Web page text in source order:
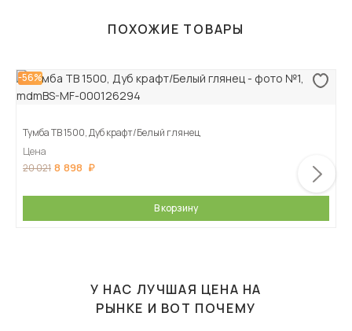
ПОХОЖИЕ ТОВАРЫ
-56%
Тумба ТВ 1500, Дуб крафт/Белый глянец
Цена
20 021 8 898
В корзину
У НАС ЛУЧШАЯ ЦЕНА НА
РЫНКЕ И ВОТ ПОЧЕМУ